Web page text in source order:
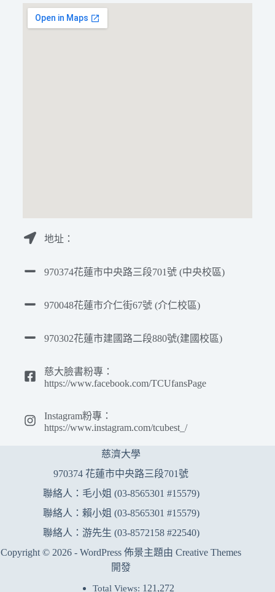
地址：
970374花蓮市中央路三段701號 (中央校區)
970048花蓮市介仁街67號 (介仁校區)
970302花蓮市建國路二段880號(建國校區)
慈大臉書粉專：
https://www.facebook.com/TCUfansPage
Instagram粉專：
https://www.instagram.com/tcubest_/
慈濟大學
970374 花蓮市中央路三段701號
聯絡人：毛小姐 (03-8565301 #15579)
聯絡人：賴小姐 (03-8565301 #15579)
聯絡人：游先生 (03-8572158 #22540)
Copyright © 2026 - WordPress 佈景主題由Creative Themes
開發
Total Views: 121,272